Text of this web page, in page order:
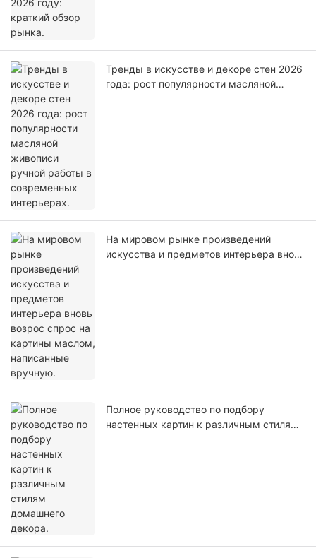
Тренды в искусстве и декоре стен 2026
года: рост популярности масляной
На мировом рынке произведений
искусства и предметов интерьера вновь
Полное руководство по подбору
настенных картин к различным стилям